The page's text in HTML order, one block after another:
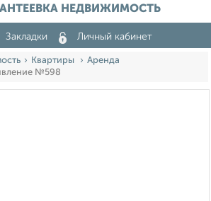
НЕДВИЖИМОСТЬ
Закладки Личный кабинет
Квартиры
Аренда
№598